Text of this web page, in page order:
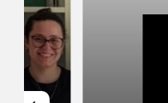
Gündüz Modu